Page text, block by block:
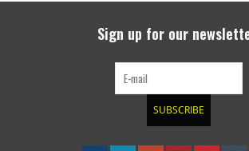
Sign up for our
SUBSCRIBE